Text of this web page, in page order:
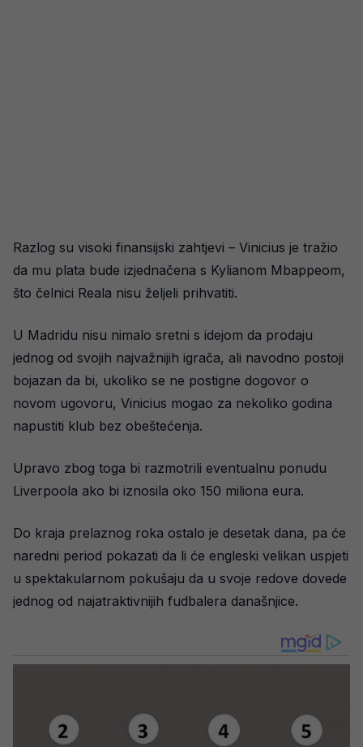
Razlog su visoki finansijski zahtjevi – Vinicius je tražio
da mu plata bude izjednačena s Kylianom Mbappeom,
što čelnici Reala nisu željeli prihvatiti.
U Madridu nisu nimalo sretni s idejom da prodaju
jednog od svojih najvažnijih igrača, ali navodno postoji
bojazan da bi, ukoliko se ne postigne dogovor o
novom ugovoru, Vinicius mogao za nekoliko godina
napustiti klub bez obeštećenja.
Upravo zbog toga bi razmotrili eventualnu ponudu
Liverpoola ako bi iznosila oko 150 miliona eura.
Do kraja prelaznog roka ostalo je desetak dana, pa će
naredni period pokazati da li će engleski velikan uspjeti
u spektakularnom pokušaju da u svoje redove dovede
jednog od najatraktivnijih fudbalera današnjice.